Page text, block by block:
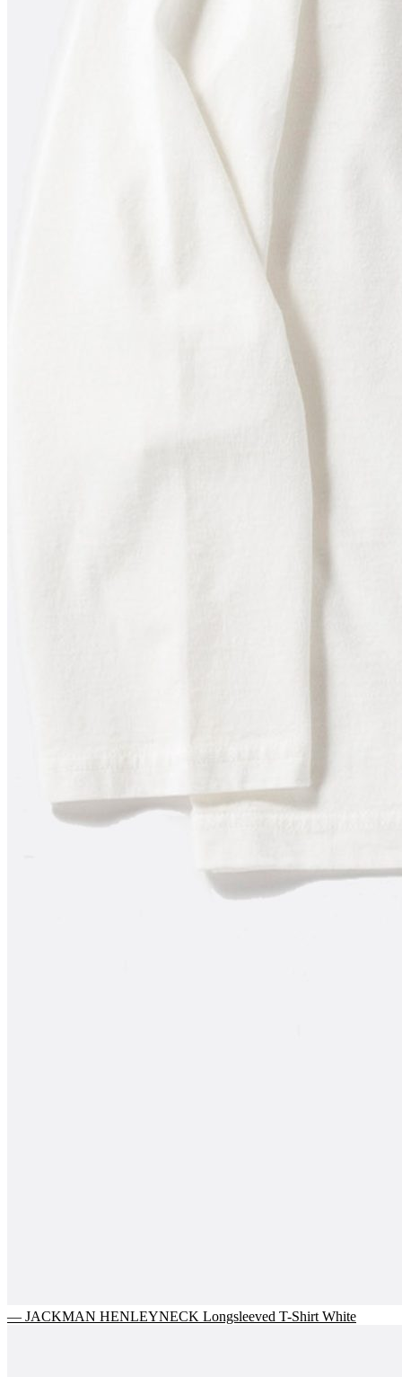
— JACKMAN HENLEYNECK Longsleeved T-Shirt White